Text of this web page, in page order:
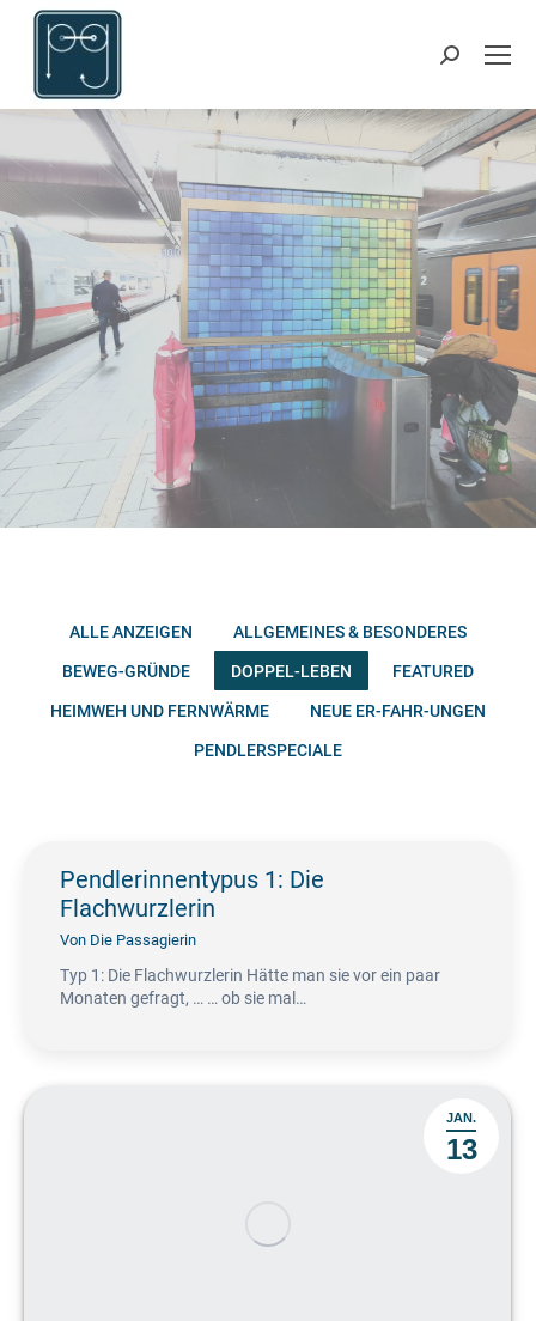
ALLE ANZEIGEN ALLGEMEINES & BESONDERES
BEWEG-GRÜNDE DOPPEL-LEBEN FEATURED
HEIMWEH UND FERNWÄRME NEUE ER-FAHR-UNGEN
PENDLERSPECIALE
Pendlerinnentypus 1: Die
Flachwurzlerin
Von Die Passagierin
Typ 1: Die Flachwurzlerin Hätte man sie vor ein paar
Monaten gefragt, … … ob sie mal…
JAN.
13